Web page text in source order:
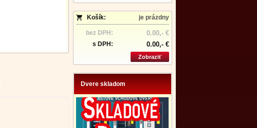
Košík: je prázdny
bez DPH: 0.00,- €
s DPH: 0.00,- €
Zobraziť
Dvere skladom